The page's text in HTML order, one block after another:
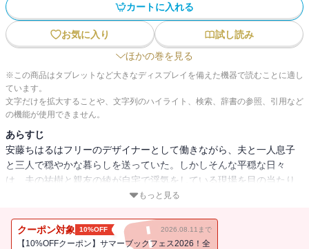
カートに入れる
お気に入り
試し読み
ほかの巻を見る
※この商品はタブレットなど大きなディスプレイを備えた機器で読むことに適し
ています。
文字だけを拡大することや、文字列のハイライト、検索、辞書の参照、引用など
の機能が使用できません。
あらすじ
安藤ちはるはフリーのデザイナーとして働きながら、夫と一人息子
と三人で穏やかな暮らしを送っていた。しかしそんな平穏な日々
は、夫の祐樹と親友の綾が自宅で浮気をしている現場を目の当たり
にすることで突然終わりを告げた。息子を連れ出し家を飛び出した
ていこうと決意するのだが、仕事も契約破棄されてしまい八方塞が
りの状況に。そんな中、目に入ったのは『女性用風俗ドライバー』
もっと見る
クーポン対象 10%OFF 2026.08.11まで
【10%OFFクーポン】サマーブックフェス2026！全